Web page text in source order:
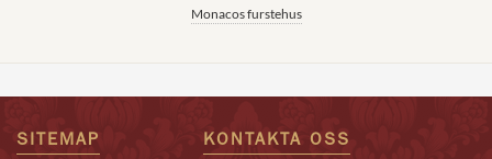
Monacos furstehus
SITEMAP KONTAKTA OSS